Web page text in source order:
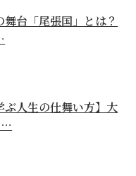
台「尾張国」とは？
ぶ人生の仕舞い方】大